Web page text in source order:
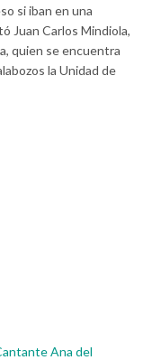
si iban en una
Juan Carlos Mindiola,
quien se encuentra
la Unidad de
Ana del